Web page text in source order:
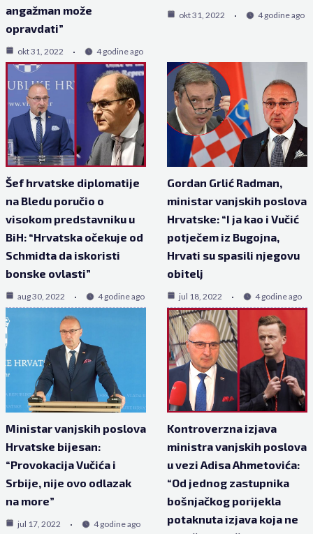
angažman može
opravdati”
okt 31, 2022 4 godine ago
okt 31, 2022 4 godine ago
Šef hrvatske diplomatije
na Bledu poručio o
visokom predstavniku u
BiH: “Hrvatska očekuje od
Schmidta da iskoristi
bonske ovlasti”
aug 30, 2022 4 godine ago
Gordan Grlić Radman,
ministar vanjskih poslova
Hrvatske: “I ja kao i Vučić
potječem iz Bugojna,
Hrvati su spasili njegovu
obitelj
jul 18, 2022 4 godine ago
Ministar vanjskih poslova
Hrvatske bijesan:
“Provokacija Vučića i
Srbije, nije ovo odlazak
na more”
jul 17, 2022 4 godine ago
Kontroverzna izjava
ministra vanjskih poslova
u vezi Adisa Ahmetovića:
“Od jednog zastupnika
bošnjačkog porijekla
potaknuta izjava koja ne